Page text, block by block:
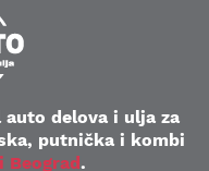
delova i ulja za
putnička i kombi
Beograd.